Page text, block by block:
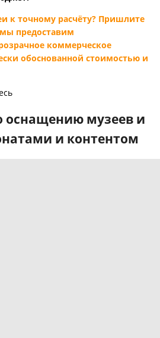
к точному расчёту? Пришлите
предоставим
коммерческое
обоснованной стоимостью и
оснащению музеев и
и контентом